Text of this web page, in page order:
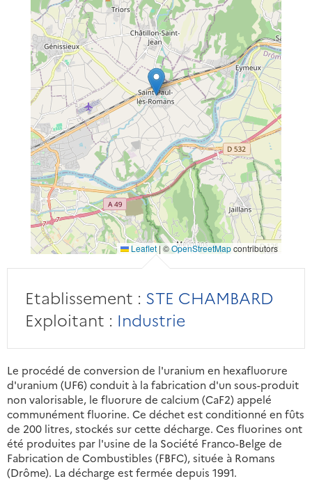
Leaflet | ©OpenStreetMapcontributors
Etablissement : STE CHAMBARD
Exploitant : Industrie
Le procédé de conversion de l'uranium en hexafluorure
d'uranium (UF6) conduit à la fabrication d'un sous-produit
non valorisable, le fluorure de calcium (CaF2) appelé
communément fluorine. Ce déchet est conditionné en fûts
de 200 litres, stockés sur cette décharge. Ces fluorines ont
été produites par l'usine de la Société Franco-Belge de
Fabrication de Combustibles (FBFC), située à Romans
(Drôme). La décharge est fermée depuis 1991.